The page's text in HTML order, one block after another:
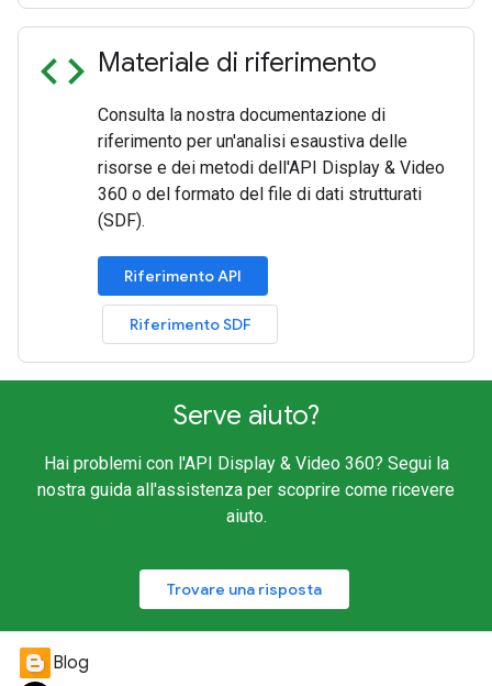
code Materiale di riferimento
Consulta la nostra documentazione di
riferimento per un'analisi esaustiva delle
risorse e dei metodi dell'API Display & Video
360 o del formato del file di dati strutturati
(SDF).
Riferimento API
Riferimento SDF
Serve aiuto?
Hai problemi con l'API Display & Video 360? Segui la
nostra guida all'assistenza per scoprire come ricevere
aiuto.
Trovare una risposta
Blog